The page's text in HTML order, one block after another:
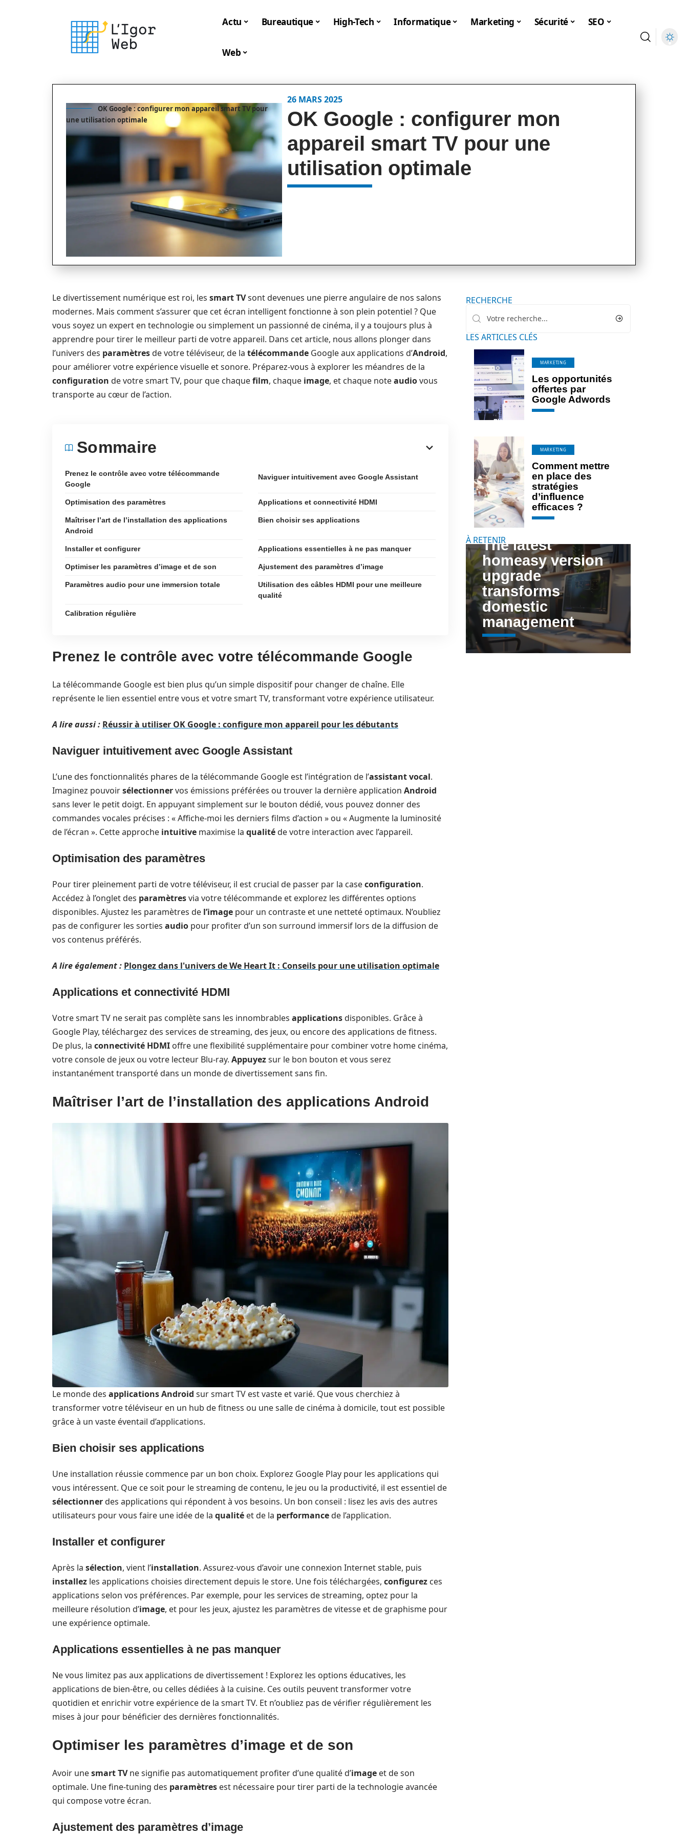
Actu Bureautique High-Tech Informatique Marketing Sécurité SEO
Web
OK Google : configurer mon appareil smart TV pour
une utilisation optimale
26 MARS 2025
OK Google : configurer mon
appareil smart TV pour une
utilisation optimale
Le divertissement numérique est roi, les smart TVsont devenues une pierre angulaire de nos salons
modernes. Mais comment s’assurer que cet écran intelligent fonctionne à son plein potentiel ? Que
vous soyez un expert en technologie ou simplement un passionné de cinéma, il y a toujours plus à
apprendre pour tirer le meilleur parti de votre appareil. Dans cet article, nous allons plonger dans
l’univers des paramètresde votre téléviseur, de la télécommande Google aux applications d’Android,
pour améliorer votre expérience visuelle et sonore. Préparez-vous à explorer les méandres de la
configuration de votre smart TV, pour que chaquefilm, chaque image, et chaque noteaudiovous
transporte au cœur de l’action.
Sommaire
Prenez le contrôle avec votre télécommande
Google
Naviguer intuitivement avec Google Assistant
Optimisation des paramètres Applications et connectivité HDMI
Maîtriser l’art de l’installation des applications
Android
Bien choisir ses applications
Installer et configurer Applications essentielles à ne pas manquer
Optimiser les paramètres d’image et de son Ajustement des paramètres d’image
Paramètres audio pour une immersion totale
Utilisation des câbles HDMI pour une meilleure
qualité
Calibration régulière
Prenez le contrôle avec votre télécommande Google
La télécommande Google est bien plus qu’un simple dispositif pour changer de chaîne. Elle
représente le lien essentiel entre vous et votre smart TV, transformant votre expérience utilisateur.
A lire aussi : Réussir à utiliser OK Google : configure mon appareil pour les débutants
Naviguer intuitivement avec Google Assistant
L’une des fonctionnalités phares de la télécommande Google est l’intégration de l’assistant vocal.
Imaginez pouvoirsélectionnervos émissions préférées ou trouver la dernière application Android
sans lever le petit doigt. En appuyant simplement sur le bouton dédié, vous pouvez donner des
commandes vocales précises : « Affiche-moi les derniers films d’action » ou « Augmente la luminosité
de l’écran ». Cette approche intuitive maximise la qualitéde votre interaction avec l’appareil.
Optimisation des paramètres
Pour tirer pleinement parti de votre téléviseur, il est crucial de passer par la caseconfiguration.
Accédez à l’onglet des paramètresvia votre télécommande et explorez les différentes options
disponibles. Ajustez les paramètres de l’image pour un contraste et une netteté optimaux. N’oubliez
pas de configurer les sorties audio pour profiter d’un son surround immersif lors de la diffusion de
vos contenus préférés.
A lire également : Plongez dans l'univers de We Heart It : Conseils pour une utilisation optimale
Applications et connectivité HDMI
Votre smart TV ne serait pas complète sans les innombrables applicationsdisponibles. Grâce à
Google Play, téléchargez des services de streaming, des jeux, ou encore des applications de fitness.
De plus, la connectivité HDMI offre une flexibilité supplémentaire pour combiner votre home cinéma,
votre console de jeux ou votre lecteur Blu-ray. Appuyezsur le bon bouton et vous serez
instantanément transporté dans un monde de divertissement sans fin.
Maîtriser l’art de l’installation des applications Android
Le monde des applications Android sur smart TV est vaste et varié. Que vous cherchiez à
transformer votre téléviseur en un hub de fitness ou une salle de cinéma à domicile, tout est possible
grâce à un vaste éventail d’applications.
Bien choisir ses applications
Une installation réussie commence par un bon choix. Explorez Google Play pour les applications qui
vous intéressent. Que ce soit pour le streaming de contenu, le jeu ou la productivité, il est essentiel de
sélectionnerdes applications qui répondent à vos besoins. Un bon conseil : lisez les avis des autres
utilisateurs pour vous faire une idée de la qualité et de la performancede l’application.
Installer et configurer
Après la sélection, vient l’installation. Assurez-vous d’avoir une connexion Internet stable, puis
installez les applications choisies directement depuis le store. Une fois téléchargées, configurez ces
applications selon vos préférences. Par exemple, pour les services de streaming, optez pour la
meilleure résolution d’image, et pour les jeux, ajustez les paramètres de vitesse et de graphisme pour
une expérience optimale.
Applications essentielles à ne pas manquer
Ne vous limitez pas aux applications de divertissement ! Explorez les options éducatives, les
applications de bien-être, ou celles dédiées à la cuisine. Ces outils peuvent transformer votre
quotidien et enrichir votre expérience de la smart TV. Et n’oubliez pas de vérifier régulièrement les
mises à jour pour bénéficier des dernières fonctionnalités.
Optimiser les paramètres d’image et de son
Avoir unesmart TVne signifie pas automatiquement profiter d’une qualité d’image et de son
optimale. Une fine-tuning des paramètres est nécessaire pour tirer parti de la technologie avancée
qui compose votre écran.
Ajustement des paramètres d’image
RECHERCHE
LES ARTICLES CLÉS
MARKETING
Les opportunités
offertes par
Google Adwords
MARKETING
Comment mettre
en place des
stratégies
d’influence
efficaces ?
À RETENIR
The latest
homeasy version
upgrade
transforms
domestic
management